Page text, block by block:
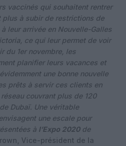
vaccinés qui souhaitent rentrer
plus à subir de restrictions de
leur arrivée en Nouvelle-Galles
ce qui leur permet de voir
du 1er novembre, les
planifier leurs vacances et
une bonne nouvelle
prêts à servir ces clients en
couvrant plus de 120
Dubaï. Une véritable
une escale pour
à l’Expo 2020de
Vice-président de la